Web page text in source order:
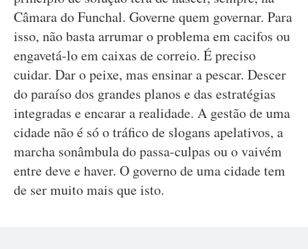
Câmara do Funchal. Governe quem governar. Para
isso, não basta arrumar o problema em cacifos ou
engavetá-lo em caixas de correio. É preciso
cuidar. Dar o peixe, mas ensinar a pescar. Descer
do paraíso dos grandes planos e das estratégias
integradas e encarar a realidade. A gestão de uma
cidade não é só o tráfico de slogans apelativos, a
marcha sonâmbula do passa-culpas ou o vaivém
entre deve e haver. O governo de uma cidade tem
de ser muito mais que isto.